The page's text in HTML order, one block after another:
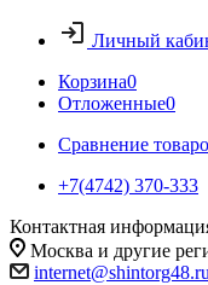
Личный
Корзина0
Отложенные0
Сравнение
+7(4742) 370-333
Контактная
Москва и другие
internet@shintorg48.ru